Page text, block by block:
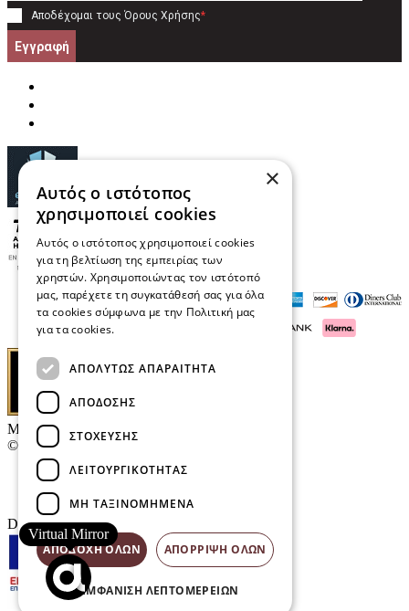
Αποδέχομαι τους Όρους Χρήσης*
Εγγραφή
Μαρκάκης Οπτικά
© 2026
Επικοινωνία
E-Volution Awards
Designed & developed by
Virtual Mirror
×
Αυτός ο ιστότοπος
χρησιμοποιεί cookies
Αυτός ο ιστότοπος χρησιμοποιεί cookies
για τη βελτίωση της εμπειρίας των
χρηστών. Χρησιμοποιώντας τον ιστότοπό
μας, παρέχετε τη συγκατάθεσή σας για όλα
τα cookies σύμφωνα με την Πολιτική μας
για τα cookies.
ΑΠΟΛΎΤΩΣ ΑΠΑΡΑΊΤΗΤΑ
ΑΠΌΔΟΣΗΣ
ΣΤΌΧΕΥΣΗΣ
ΛΕΙΤΟΥΡΓΙΚΌΤΗΤΑΣ
ΜΗ ΤΑΞΙΝΟΜΗΜΈΝΑ
ΑΠΟΔΟΧΉ ΌΛΩΝ ΑΠΌΡΡΙΨΗ ΌΛΩΝ
ΕΜΦΆΝΙΣΗ ΛΕΠΤΟΜΕΡΕΙΏΝ